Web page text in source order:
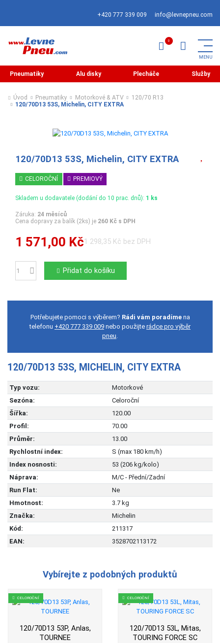
+420 777 339 009 info@levnepneu.com
Pneumatiky Alu disky Plecháče Služby
Úvod Pneumatiky Motorkové & ATV
120/70 R13
120/70D13 53S, Michelin, CITY EXTRA
120/70D13 53S, Michelin, CITY EXTRA
CELOROČNÍ PREMIOVÝ
Skladem u dodavatele (dodání do 10 prac. dnů): 1 ks
Záruka: 24 měsíců
Cena dopravy za balík (2ks) je 260 Kč s DPH
1 571,00 Kč1 298,35 Kč bez DPH
Počet Přidat do košíku
Potřebujete pomoci s výběrem? Rádi vám poradímena
telefonu +420 777 339 009 nebo použijte rádce pro výběr
pneu.
120/70D13 53S, MICHELIN, CITY EXTRA
Typ vozu:
Motorkové
Sezóna:
Celoroční
Šířka:
120.00
Profil:
70.00
Průměr:
13.00
Rychlostní index:
S (max 180 km/h)
Index nosnosti:
53 (206 kg/kolo)
Náprava:
M/C - Přední/Zadní
Run Flat:
Ne
Hmotnost:
3.7 kg
Značka:
Michelin
Kód:
211317
EAN:
3528702113172
Vybírejte z podobných produktů
CELOROČNÍ
120/70D13 53P, Anlas,
TOURNEE
CELOROČNÍ
120/70D13 53L, Mitas,
TOURING FORCE SC